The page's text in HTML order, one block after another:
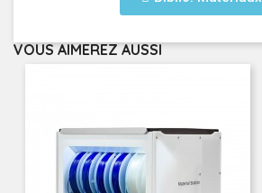
VOUS AIMEREZ AUSSI